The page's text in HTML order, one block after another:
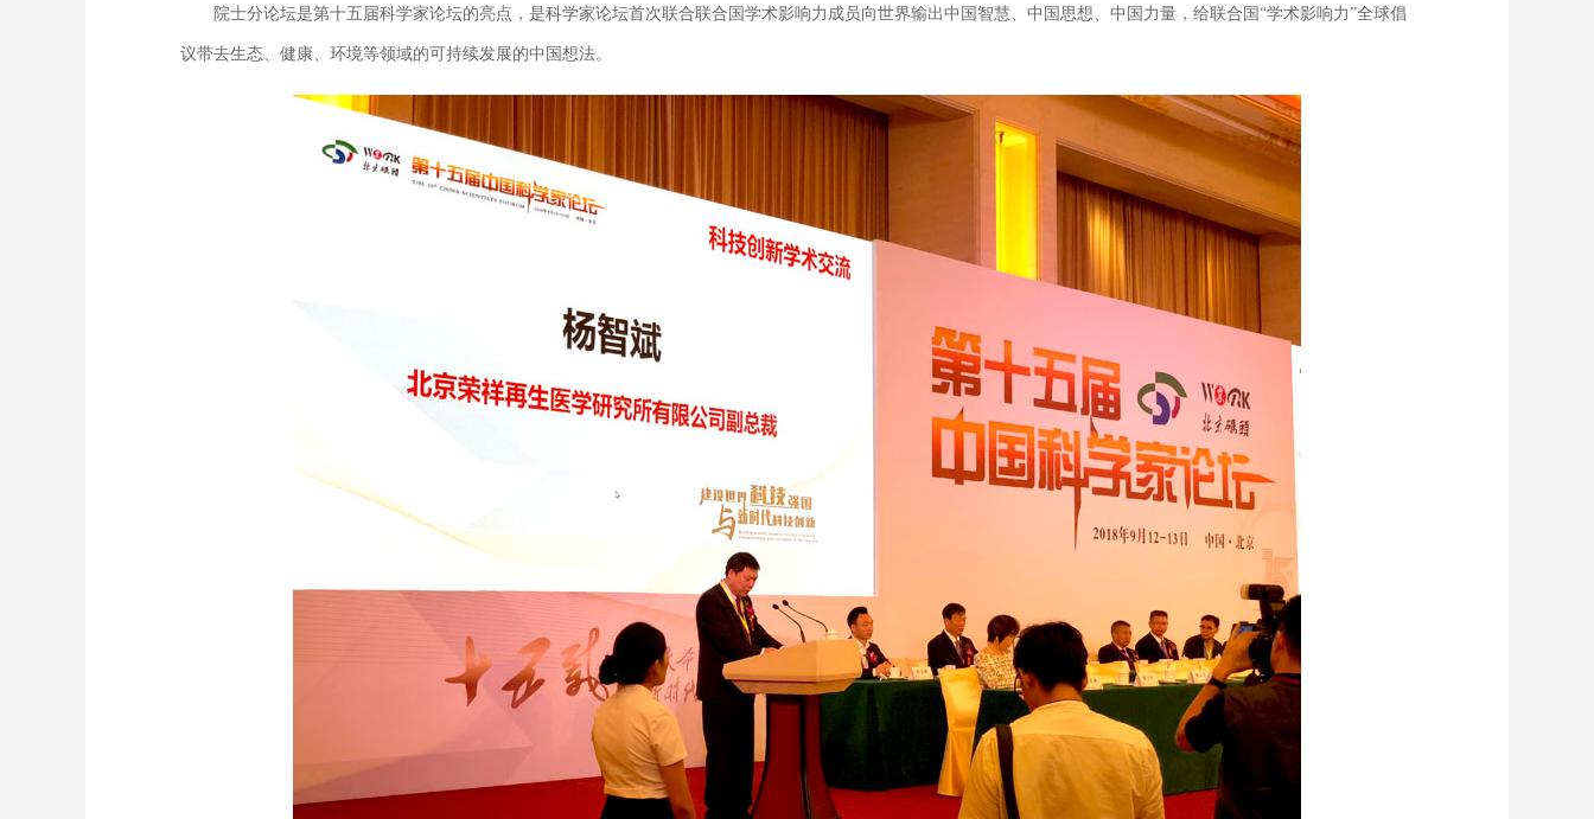
院士分论坛是第十五届科学家论坛的亮点，是科学家论坛首次联合联合国学术影响力成员向世界输出中国智慧、中国思想、中国力量，给联合国“学术影响力”全球倡
议带去生态、健康、环境等领域的可持续发展的中国想法。